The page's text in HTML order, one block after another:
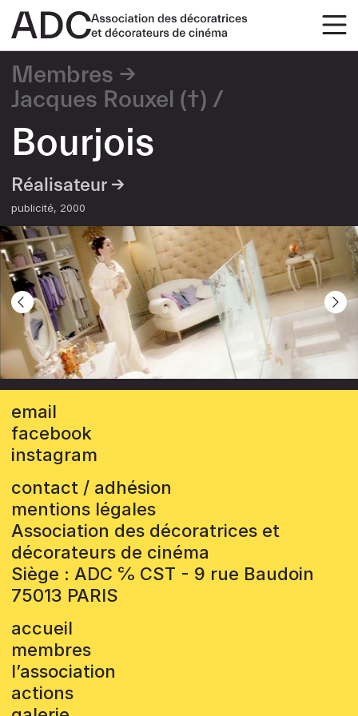
Membres
Jacques Rouxel (†)
Bourjois
Réalisateur →
publicité 2000
email
facebook
instagram
contact / adhésion
mentions légales
Association des décoratrices et
décorateurs de cinéma
Siège : ADC ℅ CST - 9 rue Baudoin
75013 PARIS
accueil
membres
l’association
actions